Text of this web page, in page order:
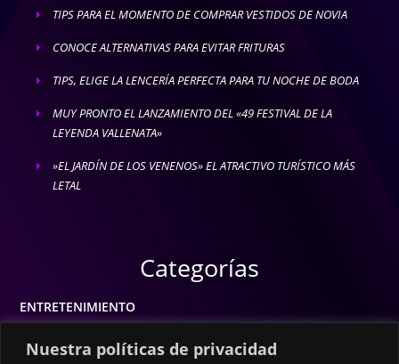
Nuestra políticas de privacidad
E TIPS PARA EL MOMENTO DE COMPRAR VESTIDOS DE NOVIA
E CONOCE ALTERNATIVAS PARA EVITAR FRITURAS
E TIPS, ELIGE LA LENCERÍA PERFECTA PARA TU NOCHE DE BODA
E
MUY PRONTO EL LANZAMIENTO DEL «49 FESTIVAL DE LA
LEYENDA VALLENATA»
E
»EL JARDÍN DE LOS VENENOS» EL ATRACTIVO TURÍSTICO MÁS
LETAL
Categorías
ENTRETENIMIENTO